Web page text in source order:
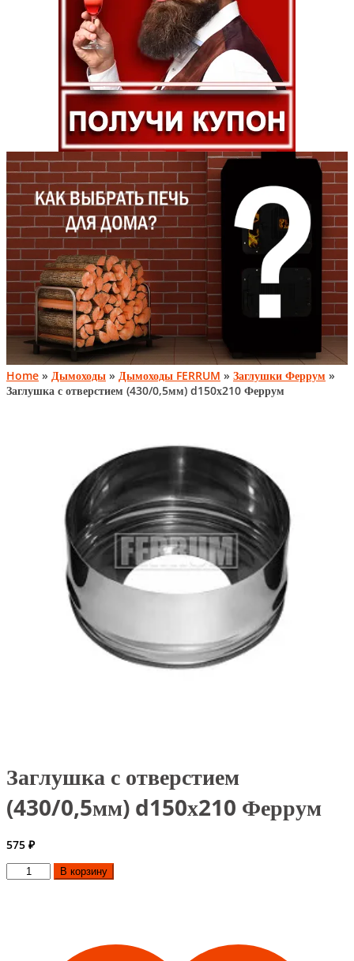
Home » Дымоходы » Дымоходы FERRUM » Заглушки Феррум »
Заглушка с отверстием (430/0,5мм) d150х210 Феррум
Заглушка с отверстием
(430/0,5мм) d150х210 Феррум
575 ₽
КоличествоВ корзину